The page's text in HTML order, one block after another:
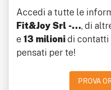
Accedi a tutte le
Fit&Joy Srl -…, di
e 13 milionidi contatti
pensati per te!
PROVA